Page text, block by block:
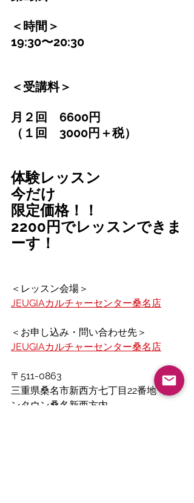
＜時間＞
19:30〜20:30
＜受講料＞
月２回　6600円
（１回　3000円＋税）
体験レッスン
今だけ
限定価格！！
2200円でレッスンできま
ーす！
＜レッスン会場＞
JEUGIAカルチャーセンター桑名店
＜お申し込み・問い合わせ先＞
JEUGIAカルチャーセンター桑名店
〒511-0863
三重県桑名市新西方七丁目22番地 イオ
ンタウン桑名新西方内